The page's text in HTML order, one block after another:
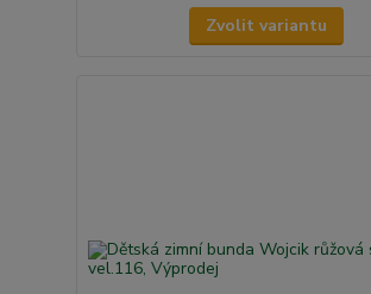
Zvolit variantu